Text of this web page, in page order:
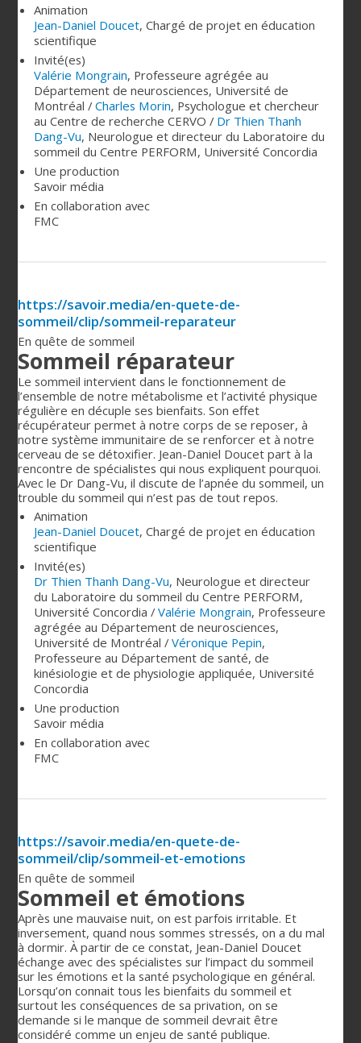
Animation
Jean-Daniel Doucet,Chargé de projet en éducation
scientifique
Invité(es)
Valérie Mongrain, Professeure agrégée au
Département de neurosciences, Université de
Montréal /Charles Morin, Psychologue et chercheur
au Centre de recherche CERVO / Dr Thien Thanh
Dang-Vu, Neurologue et directeur du Laboratoire du
sommeil du Centre PERFORM, Université Concordia
Une production
Savoir média
En collaboration avec
FMC
https://savoir.media/en-quete-de-
sommeil/clip/sommeil-reparateur
En quête de sommeil
Sommeil réparateur
Le sommeil intervient dans le fonctionnement de
l’ensemble de notre métabolisme et l’activité physique
régulière en décuple ses bienfaits. Son effet
récupérateur permet à notre corps de se reposer, à
notre système immunitaire de se renforcer et à notre
cerveau de se détoxifier. Jean-Daniel Doucet part à la
rencontre de spécialistes qui nous expliquent pourquoi.
Avec le Dr Dang-Vu, il discute de l’apnée du sommeil, un
trouble du sommeil qui n’est pas de tout repos.
Animation
Jean-Daniel Doucet,Chargé de projet en éducation
scientifique
Invité(es)
Dr Thien Thanh Dang-Vu, Neurologue et directeur
du Laboratoire du sommeil du Centre PERFORM,
Université Concordia /Valérie Mongrain, Professeure
agrégée au Département de neurosciences,
Université de Montréal /Véronique Pepin,
Professeure au Département de santé, de
kinésiologie et de physiologie appliquée, Université
Concordia
Une production
Savoir média
En collaboration avec
FMC
https://savoir.media/en-quete-de-
sommeil/clip/sommeil-et-emotions
En quête de sommeil
Sommeil et émotions
Après une mauvaise nuit, on est parfois irritable. Et
inversement, quand nous sommes stressés, on a du mal
à dormir. À partir de ce constat, Jean-Daniel Doucet
échange avec des spécialistes sur l’impact du sommeil
sur les émotions et la santé psychologique en général.
Lorsqu’on connait tous les bienfaits du sommeil et
surtout les conséquences de sa privation, on se
demande si le manque de sommeil devrait être
considéré comme un enjeu de santé publique.